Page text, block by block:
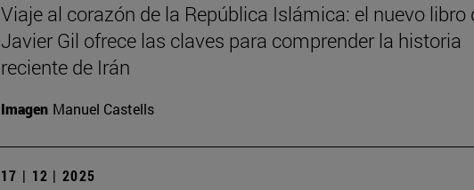
Viaje al corazón de la República Islámica: el nuevo libro
Javier Gil ofrece las claves para comprender la historia
reciente de Irán
Imagen Manuel Castells
17 | 12 | 2025